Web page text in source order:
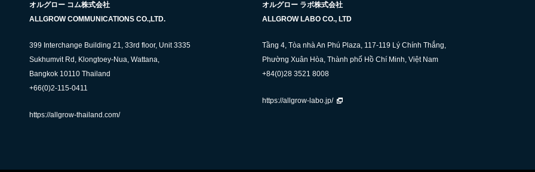
オルグロー コム株式会社
ALLGROW COMMUNICATIONS CO.,LTD.
399 Interchange Building 21, 33rd floor, Unit 3335
Sukhumvit Rd, Klongtoey-Nua, Wattana,
Bangkok 10110 Thailand
+66(0)2-115-0411
https://allgrow-thailand.com/
オルグロー ラボ株式会社
ALLGROW LABO CO., LTD
Tầng 4, Tòa nhà An Phú Plaza, 117-119 Lý Chính Thắng,
Phường Xuân Hòa, Thành phố Hồ Chí Minh, Việt Nam
+84(0)28 3521 8008
https://allgrow-labo.jp/